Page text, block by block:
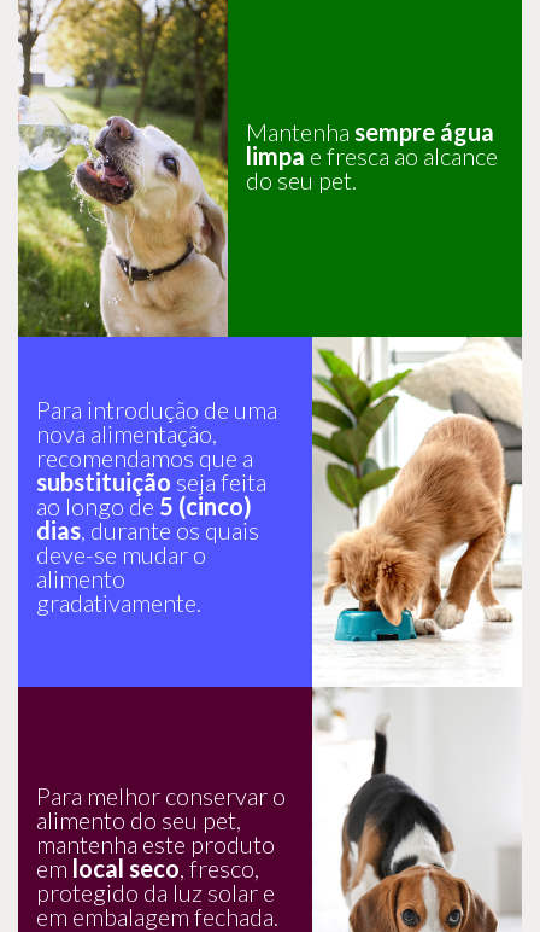
Mantenha sempre água
limpa e fresca ao alcance
do seu pet.
Para introdução de uma
nova alimentação,
recomendamos que a
substituição seja feita
ao longo de 5 (cinco)
dias , durante os quais
deve-se mudar o
alimento
gradativamente.
Para melhor conservar o
alimento do seu pet,
mantenha este produto
em local seco , fresco,
protegido da luz solar e
em embalagem fechada.